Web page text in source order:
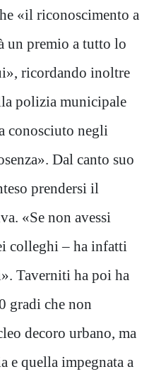
«il riconoscimento a
un premio a tutto lo
ricordando inoltre
polizia municipale
conosciuto negli
Dal canto suo
prendersi il
«Se non avessi
colleghi – ha infatti
Taverniti ha poi ha
gradi che non
decoro urbano, ma
e quella impegnata a